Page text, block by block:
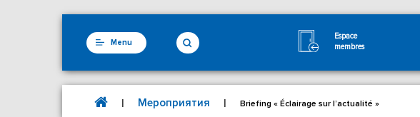
Menu
Espace
membres
| Мероприятия | Briefing « Éclairage sur l’actualité »